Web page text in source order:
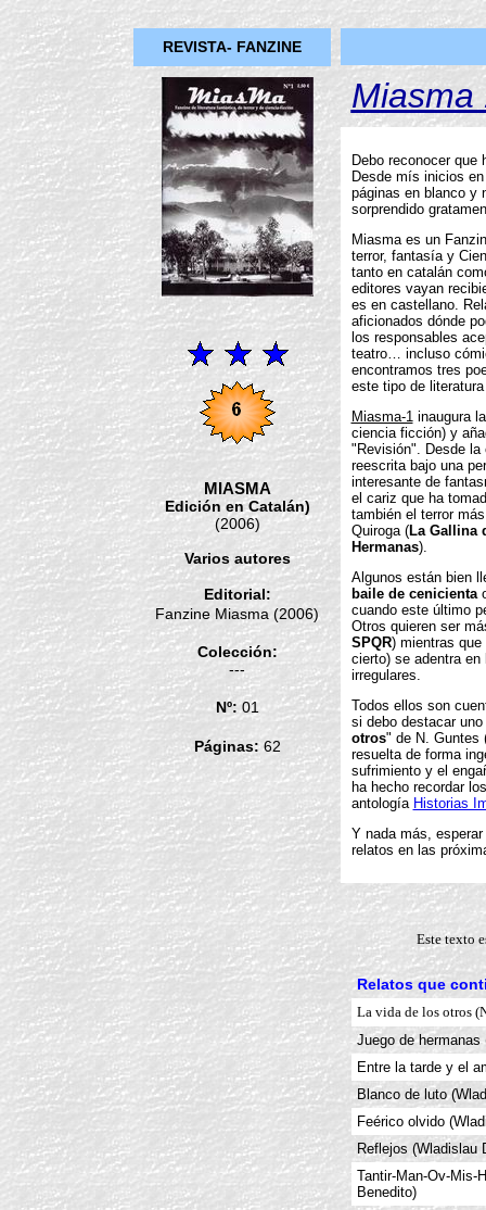
REVISTA- FANZINE
MIASMA
Edición en Catalán)
(2006)
Varios autores
Editorial:
Fanzine Miasma (2006)
Colección:
---
Nº: 01
Páginas: 62
Miasma
Debo reconocer
Desde mís inicios
páginas en blanco y
sorprendido
Miasma es un
terror, fantasía y
tanto en catalán
editores vayan
es en castellano.
aficionados dónde
los responsables
teatro… incluso
encontramos tres
este tipo de
Miasma-1inaugura
ciencia ficción) y
"Revisión". Desde la
reescrita bajo una
interesante de
el cariz que ha
también el terror
Quiroga (La Gallina
Hermanas).
Algunos están bien
baile de cenicienta
cuando este último
Otros quieren ser
SPQR) mientras que
cierto) se adentra en
irregulares.
Todos ellos son
si debo destacar
otros" de N. Guntes
resuelta de forma
sufrimiento y el
ha hecho recordar
antología Historias
Y nada más,
relatos en las
Este texto
Relatos que
La vida de los otros
Juego de hermanas
Entre la tarde y el
Blanco de luto
Feérico olvido
Reflejos (Wladislau
Tantir-Man-Ov-Mis-
Benedito)